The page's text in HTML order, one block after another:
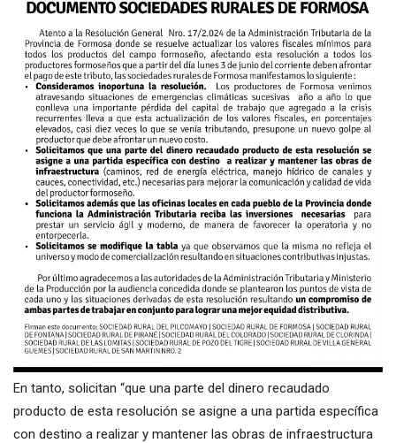
En tanto, solicitan “que una parte del dinero recaudado
producto de esta resolución se asigne a una partida específica
con destino a realizar y mantener las obras de infraestructura